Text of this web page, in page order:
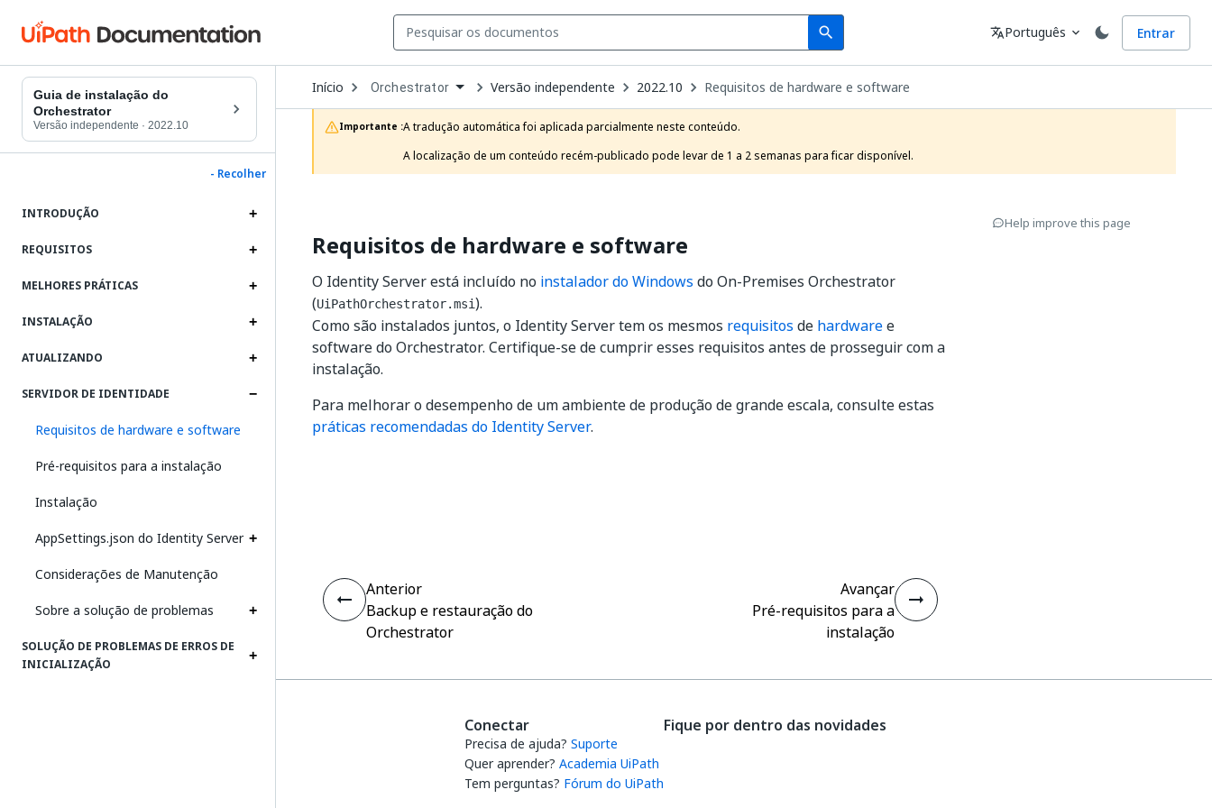
search
Search Idioma
translatePortuguês expand_more Entrar
Guia de instalação do
Orchestrator
Versão independente · 2022.10
- Recolher
INTRODUÇÃO
REQUISITOS
MELHORES PRÁTICAS
INSTALAÇÃO
ATUALIZANDO
SERVIDOR DE IDENTIDADE
Requisitos de hardware e software
Pré-requisitos para a instalação
Instalação
AppSettings.json do Identity Server
Considerações de Manutenção
Sobre a solução de problemas
SOLUÇÃO DE PROBLEMAS DE ERROS DE
INICIALIZAÇÃO
Início Open
Dropdown
to
choose
product
Orchestrator Versão independente 2022.10 Requisitos de hardware e software
Importante :A tradução automática foi aplicada parcialmente neste conteúdo.
A localização de um conteúdo recém-publicado pode levar de 1 a 2 semanas para ficar disponível.
Requisitos de hardware e software
O Identity Server está incluído no instalador do Windows do On-Premises Orchestrator
(UiPathOrchestrator.msi).
Como são instalados juntos, o Identity Server tem os mesmos requisitos de hardwaree
software do Orchestrator. Certifique-se de cumprir esses requisitos antes de prosseguir com a
instalação.
Para melhorar o desempenho de um ambiente de produção de grande escala, consulte estas
práticas recomendadas do Identity Server.
Help improve this page
Anterior
Backup e restauração do
Orchestrator
Avançar
Pré-requisitos para a
instalação
Conectar
Precisa de ajuda? Suporte
Quer aprender? Academia UiPath
Tem perguntas? Fórum do UiPath
Fique por dentro das novidades